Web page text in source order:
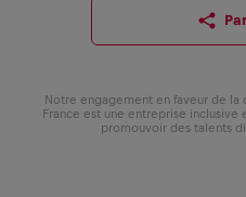
Notre engagement en faveur de
France est une entreprise
promouvoir des talents